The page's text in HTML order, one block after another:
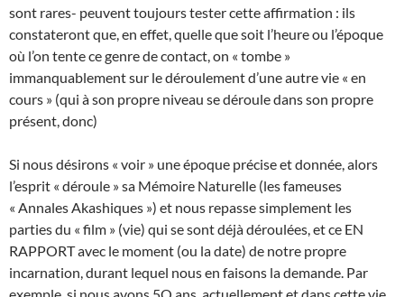
sont rares- peuvent toujours tester cette affirmation : ils
constateront que, en effet, quelle que soit l’heure ou l’époque
où l’on tente ce genre de contact, on « tombe »
immanquablement sur le déroulement d’une autre vie « en
cours » (qui à son propre niveau se déroule dans son propre
présent, donc)
Si nous désirons « voir » une époque précise et donnée, alors
l’esprit « déroule » sa Mémoire Naturelle (les fameuses
« Annales Akashiques ») et nous repasse simplement les
parties du « film » (vie) qui se sont déjà déroulées, et ce EN
RAPPORT avec le moment (ou la date) de notre propre
incarnation, durant lequel nous en faisons la demande. Par
exemple, si nous avons 5O ans, actuellement et dans cette vie,